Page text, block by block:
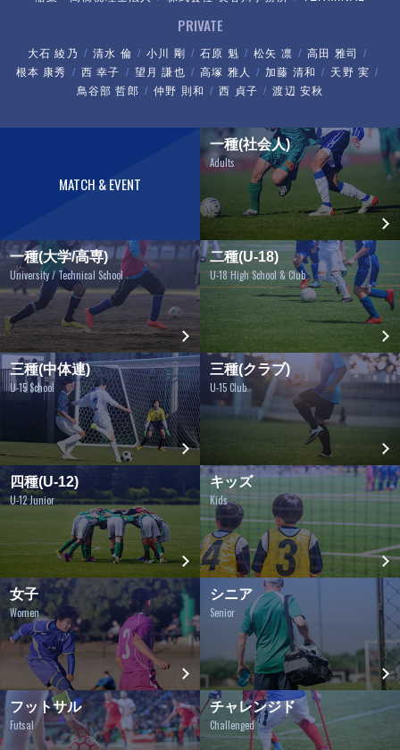
PRIVATE
大石 綾乃 清水 倫 小川 剛 石原 魁 松矢 凛
高田 雅司
根本 康秀
西 幸子 望月 謙也 高塚 雅人 加藤 清和
天野 実
鳥谷部 哲郎
仲野 則和 西 貞子 渡辺 安秋
MATCH & EVENT
一種(社会人)
Adults
一種(大学/高専)
University / Technical School
二種(U-18)
U-18 High School & Club
三種(中体連)
U-15 School
三種(クラブ)
U-15 Club
四種(U-12)
U-12 Junior
キッズ
Kids
女子
Women
シニア
Senior
フットサル
Futsal
チャレンジド
Challenged